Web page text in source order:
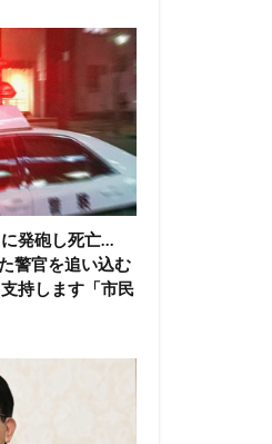
発砲し死亡…
警官を追い込む
持します「市民